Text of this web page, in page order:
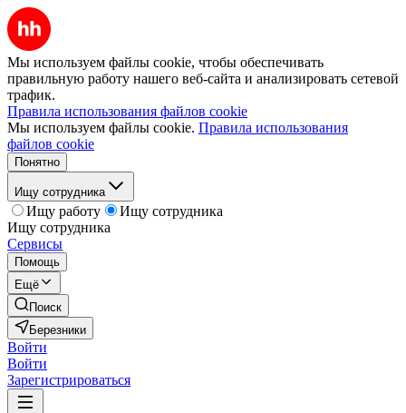
Мы используем файлы cookie, чтобы обеспечивать
правильную работу нашего веб-сайта и анализировать сетевой
трафик.
Правила использования файлов cookie
Мы используем файлы cookie. Правила использования
файлов cookie
Понятно
Ищу сотрудника
Ищу работу
Ищу сотрудника
Ищу сотрудника
Сервисы
Помощь
Ещё
Поиск
Березники
Войти
Войти
Зарегистрироваться